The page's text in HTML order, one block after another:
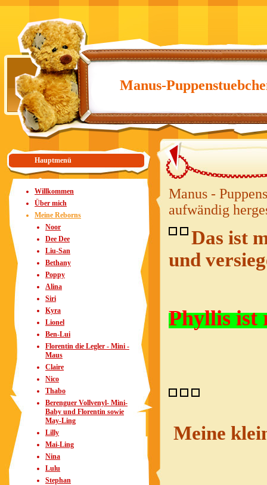
Manus-
Hauptmenü
Willkommen
Über mich
Meine Reborns
Noor
Dee Dee
Liu-San
Bethany
Poppy
Alina
Siri
Kyra
Lionel
Ben-Lui
Florentin die Legler - Mini -
Maus
Claire
Nico
Thabo
Berenguer Vollvenyl- Mini-
Baby und Florentin sowie
May-Ling
Lilly
Mai-Ling
Nina
Lulu
Stephan
Manus -
aufwändig
Das ist
und
Phyllis ist
Meine